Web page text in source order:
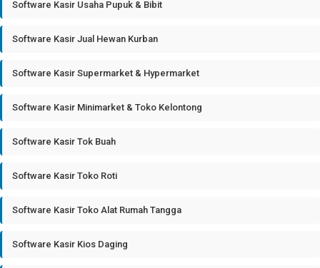
Software Kasir Usaha Pupuk & Bibit
Software Kasir Jual Hewan Kurban
Software Kasir Supermarket & Hypermarket
Software Kasir Minimarket & Toko Kelontong
Software Kasir Tok Buah
Software Kasir Toko Roti
Software Kasir Toko Alat Rumah Tangga
Software Kasir Kios Daging